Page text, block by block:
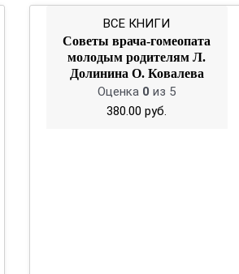
ВСЕ КНИГИ
Советы врача-гомеопата
молодым родителям Л.
Долинина О. Ковалева
Оценка 0 из 5
380.00 руб.